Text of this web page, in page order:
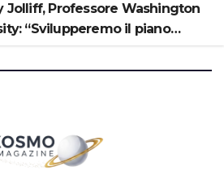
Jolliff, Professore Washington
“Svilupperemo il piano